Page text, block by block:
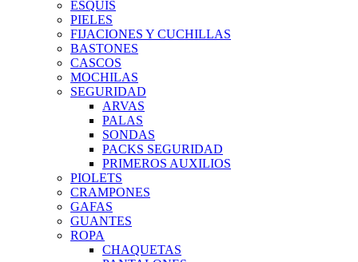
ESQUÍS
PIELES
FIJACIONES Y CUCHILLAS
BASTONES
CASCOS
MOCHILAS
SEGURIDAD
ARVAS
PALAS
SONDAS
PACKS SEGURIDAD
PRIMEROS AUXILIOS
PIOLETS
CRAMPONES
GAFAS
GUANTES
ROPA
CHAQUETAS